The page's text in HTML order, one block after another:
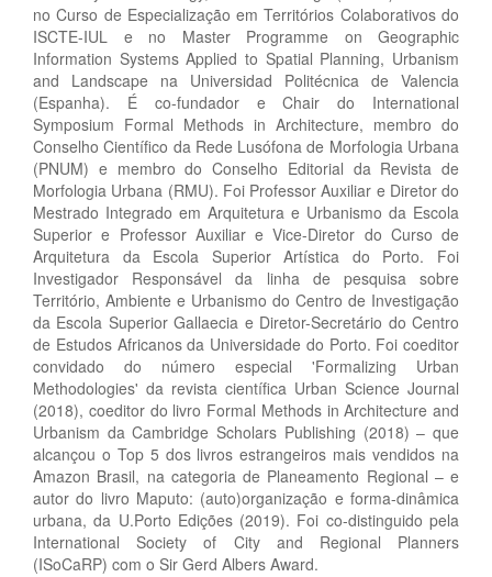
no Curso de Especialização em Territórios Colaborativos do
ISCTE-IUL e no Master Programme on Geographic
Information Systems Applied to Spatial Planning, Urbanism
and Landscape na Universidad Politécnica de Valencia
(Espanha). É co-fundador e Chair do International
Symposium Formal Methods in Architecture, membro do
Conselho Científico da Rede Lusófona de Morfologia Urbana
(PNUM) e membro do Conselho Editorial da Revista de
Morfologia Urbana (RMU). Foi Professor Auxiliar e Diretor do
Mestrado Integrado em Arquitetura e Urbanismo da Escola
Superior e Professor Auxiliar e Vice-Diretor do Curso de
Arquitetura da Escola Superior Artística do Porto. Foi
Investigador Responsável da linha de pesquisa sobre
Território, Ambiente e Urbanismo do Centro de Investigação
da Escola Superior Gallaecia e Diretor-Secretário do Centro
de Estudos Africanos da Universidade do Porto. Foi coeditor
convidado do número especial 'Formalizing Urban
Methodologies' da revista científica Urban Science Journal
(2018), coeditor do livro Formal Methods in Architecture and
Urbanism da Cambridge Scholars Publishing (2018) – que
alcançou o Top 5 dos livros estrangeiros mais vendidos na
Amazon Brasil, na categoria de Planeamento Regional – e
autor do livro Maputo: (auto)organização e forma-dinâmica
urbana, da U.Porto Edições (2019). Foi co-distinguido pela
International Society of City and Regional Planners
(ISoCaRP) com o Sir Gerd Albers Award.